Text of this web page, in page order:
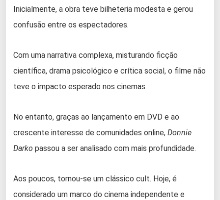
Inicialmente, a obra teve bilheteria modesta e gerou
confusão entre os espectadores.
Com uma narrativa complexa, misturando ficção
científica, drama psicológico e crítica social, o filme não
teve o impacto esperado nos cinemas.
No entanto, graças ao lançamento em DVD e ao
crescente interesse de comunidades online, Donnie
Darko passou a ser analisado com mais profundidade.
Aos poucos, tornou-se um clássico cult. Hoje, é
considerado um marco do cinema independente e